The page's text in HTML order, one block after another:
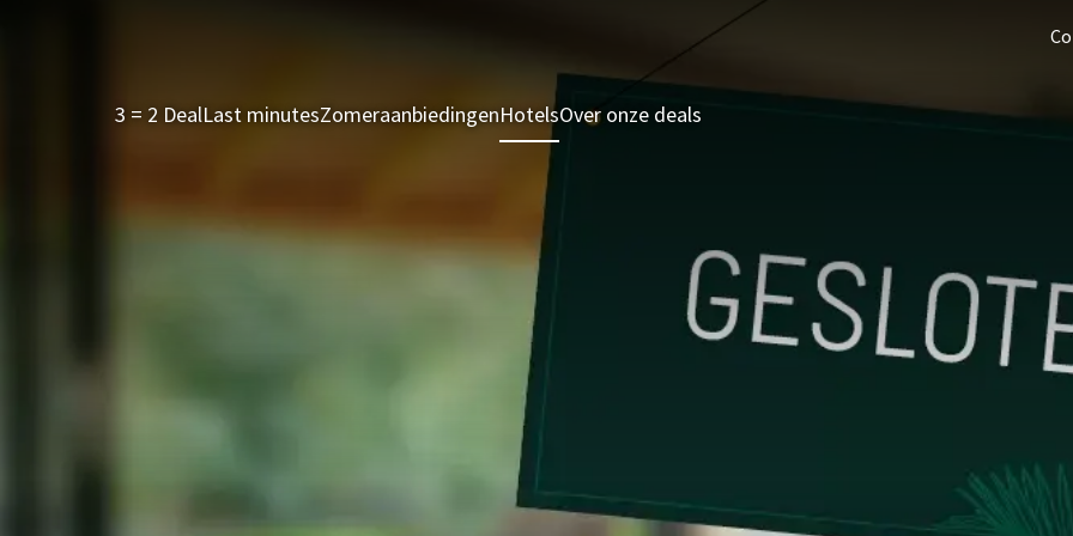
3 = 2 DealLast minutesZomeraanbiedingenHotelsOver onze deals Last minutesZomeraanbiedingen